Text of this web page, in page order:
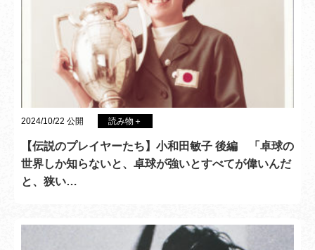
2024/10/22 公開 読み物＋
【伝説のプレイヤーたち】小和田敏子 後編 「卓球の
世界しか知らないと、卓球が強いとすべてが偉いんだ
と、狭い…